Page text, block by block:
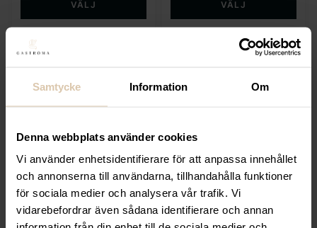
Samtycke Information Om
Denna webbplats använder cookies
Vi använder enhetsidentifierare för att anpassa innehållet
och annonserna till användarna, tillhandahålla funktioner
för sociala medier och analysera vår trafik. Vi
vidarebefordrar även sådana identifierare och annan
VÄLJ VÄLJ
Lägg till i favoriter
Gastróma Pro
Väggskena till
vägghylla, 200-800
mm